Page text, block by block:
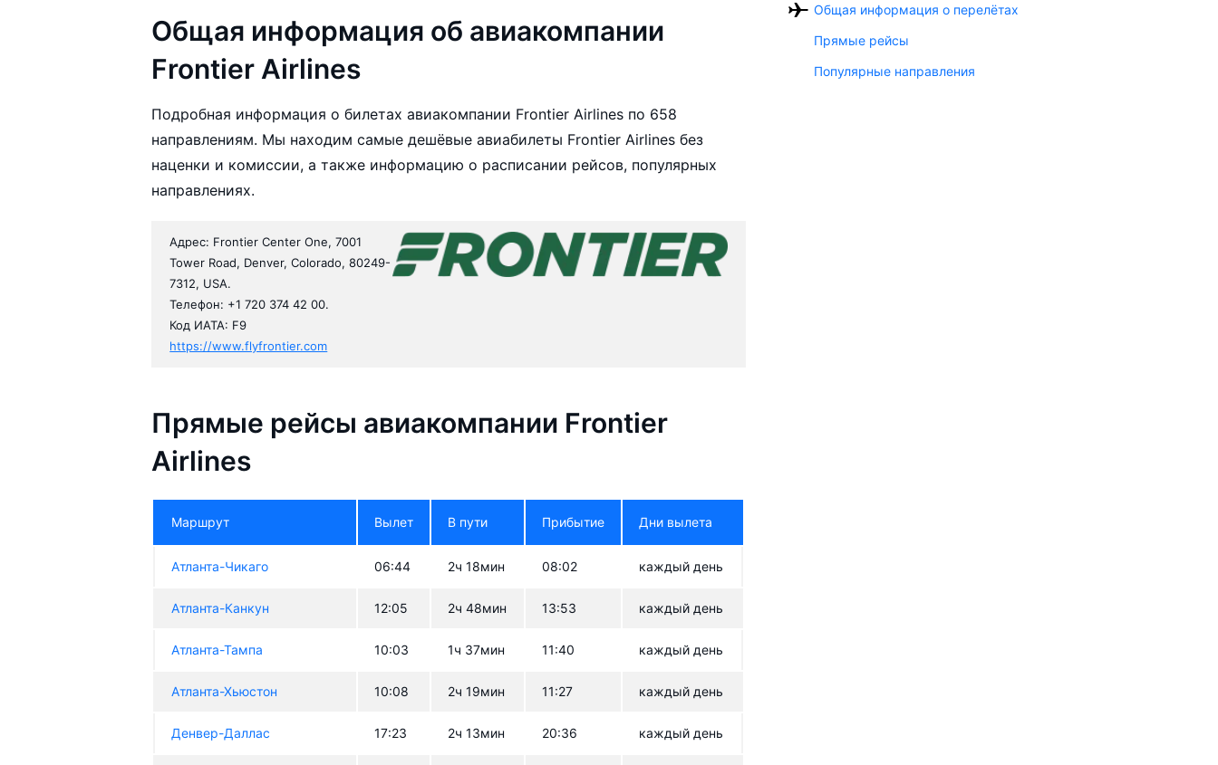
Общая информация об авиакомпании
Frontier Airlines
Подробная информация о билетах авиакомпании Frontier Airlines по 658
направлениям. Мы находим самые дешёвые авиабилеты Frontier Airlines без
наценки и комиссии, а также информацию о расписании рейсов, популярных
направлениях.
Адрес: Frontier Center One, 7001
Tower Road, Denver, Colorado, 80249-
7312, USA.
Телефон: +1 720 374 42 00.
Код ИАТА: F9
https://www.flyfrontier.com
Прямые рейсы авиакомпании Frontier
Airlines
Маршрут Вылет В пути Прибытие Дни вылета
Атланта-Чикаго 06:44 2ч 18мин 08:02 каждый день
Атланта-Канкун 12:05 2ч 48мин 13:53 каждый день
Атланта-Тампа 10:03 1ч 37мин 11:40 каждый день
Атланта-Хьюстон 10:08 2ч 19мин 11:27 каждый день
Денвер-Даллас 17:23 2ч 13мин 20:36 каждый день
Общая информация о перелётах
Прямые рейсы
Популярные направления